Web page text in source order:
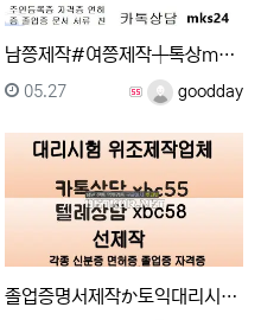
남쯩제작#여쯩제작╀톡상mks24 ▲텔레그램 xbc58 …
등록자 goodday
등록일
05.27
졸업증명서제작か토익대리시험か톡상담xbc55▲텔레xbc5…